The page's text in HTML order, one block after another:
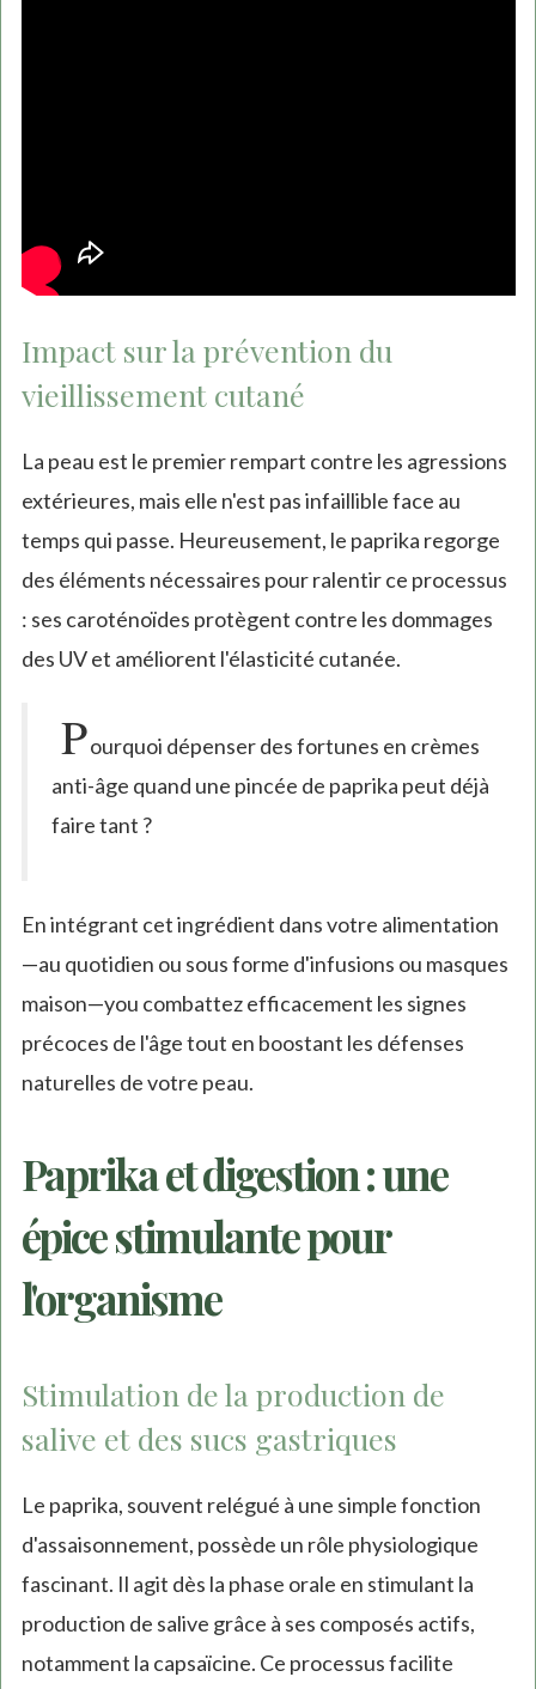
Impact sur la prévention du
vieillissement cutané
La peau est le premier rempart contre les agressions
extérieures, mais elle n'est pas infaillible face au
temps qui passe. Heureusement, le paprika regorge
des éléments nécessaires pour ralentir ce processus
: ses caroténoïdes protègent contre les dommages
des UV et améliorent l'élasticité cutanée.
Pourquoi dépenser des fortunes en crèmes
anti-âge quand une pincée de paprika peut déjà
faire tant ?
En intégrant cet ingrédient dans votre alimentation
—au quotidien ou sous forme d'infusions ou masques
maison—you combattez efficacement les signes
précoces de l'âge tout en boostant les défenses
naturelles de votre peau.
Paprika et digestion : une
épice stimulante pour
l'organisme
Stimulation de la production de
salive et des sucs gastriques
Le paprika, souvent relégué à une simple fonction
d'assaisonnement, possède un rôle physiologique
fascinant. Il agit dès la phase orale en stimulant la
production de salive grâce à ses composés actifs,
notamment la capsaïcine. Ce processus facilite